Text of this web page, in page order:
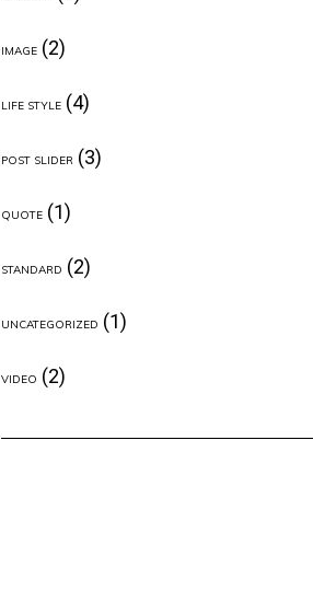
IMAGE (2)
LIFE STYLE (4)
POST SLIDER (3)
QUOTE (1)
STANDARD (2)
UNCATEGORIZED (1)
VIDEO (2)